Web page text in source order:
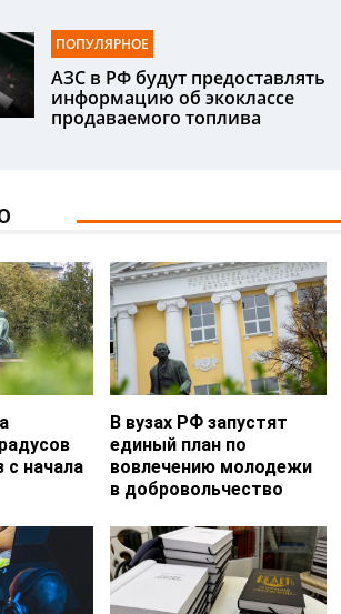
ПОПУЛЯРНОЕ
АЗС в РФ будут предоставлять
информацию об экоклассе
продаваемого топлива
с начала
В вузах РФ запустят
единый план по
вовлечению молодежи
в добровольчество